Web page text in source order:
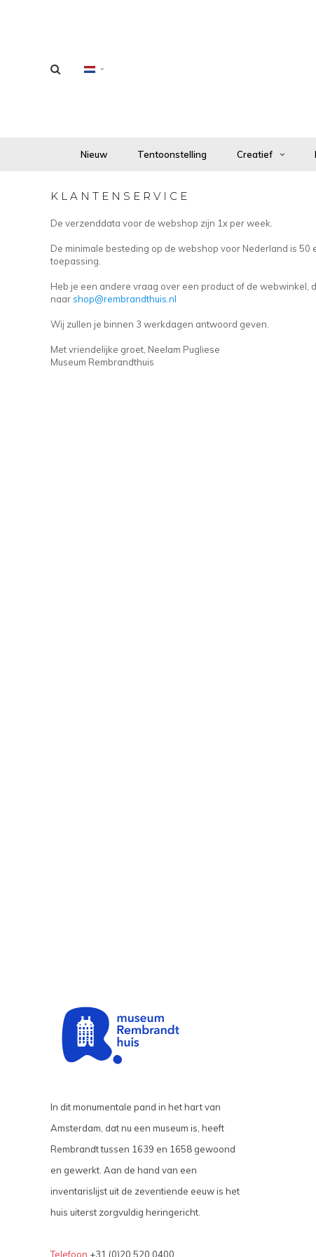
Nieuw Tentoonstelling Creatief
KLANTENSERVICE
De verzenddata voor de webshop zijn 1x per week.
De minimale besteding op de webshop voor Nederland is
toepassing.
Heb je een andere vraag over een product of de webwinkel,
naarshop@rembrandthuis.nl
Wij zullen je binnen 3 werkdagen antwoord geven.
Met vriendelijke groet, Neelam Pugliese
Museum Rembrandthuis
In dit monumentale pand in het hart van
Amsterdam, dat nu een museum is, heeft
Rembrandt tussen 1639 en 1658 gewoond
en gewerkt. Aan de hand van een
inventarislijst uit de zeventiende eeuw is het
huis uiterst zorgvuldig heringericht.
Telefoon +31 (0)20 520 0400